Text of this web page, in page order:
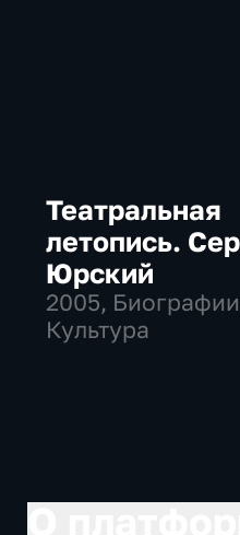
Театральная
летопись.
Юрский
2005,
Культура